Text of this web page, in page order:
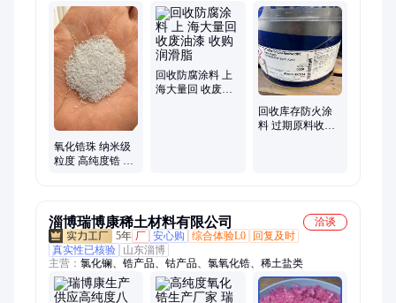
聚氨酯原料、回收聚醚多元醇
氧化锆珠 纳米级
粒度 高纯度锆 珠
回收防腐涂料 上
海大量回 收废油
回收库存防火涂
料 过期原料收购
淄博瑞博康稀土材料有限公司
洽谈
5年 厂 安心购 综合体验L0
回复及时
真实性已核验
山东淄博
主营： 氯化镧、锆产品、钴产品、氯氧化锆、稀土盐类